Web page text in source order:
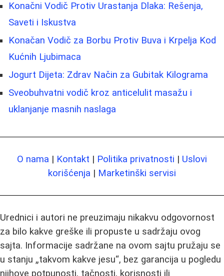
Konačni Vodič Protiv Urastanja Dlaka: Rešenja,
Saveti i Iskustva
Konačan Vodič za Borbu Protiv Buva i Krpelja Kod
Kućnih Ljubimaca
Jogurt Dijeta: Zdrav Način za Gubitak Kilograma
Sveobuhvatni vodič kroz anticelulit masažu i
uklanjanje masnih naslaga
O nama | Kontakt | Politika privatnosti | Uslovi
korišćenja | Marketinški servisi
Urednici i autori ne preuzimaju nikakvu odgovornost
za bilo kakve greške ili propuste u sadržaju ovog
sajta. Informacije sadržane na ovom sajtu pružaju se
u stanju „takvom kakve jesu“, bez garancija u pogledu
njihove potpunosti, tačnosti, korisnosti ili